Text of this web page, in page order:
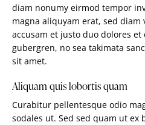
diam nonumy eirmod tempor
magna aliquyam erat, sed diam
accusam et justo duo dolores et
gubergren, no sea takimata
sit amet.
Aliquam quis lobortis quam
Curabitur pellentesque odio
sodales ut. Sed sed quam ut